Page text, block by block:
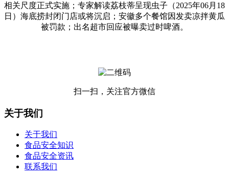
相关尺度正式实施；专家解读荔枝蒂呈现虫子（2025年06月18
日）海底捞封闭门店或将沉启；安徽多个餐馆因发卖凉拌黄瓜
被罚款；出名超市回应被曝卖过时啤酒。
扫一扫，关注官方微信
关于我们
关于我们
食品安全知识
食品安全资讯
联系我们